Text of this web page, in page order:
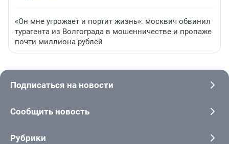
«Он мне угрожает и портит жизнь»: москвич обвинил
турагента из Волгограда в мошенничестве и пропаже
почти миллиона рублей
Подписаться на новости
Сообщить новость
Рубрики